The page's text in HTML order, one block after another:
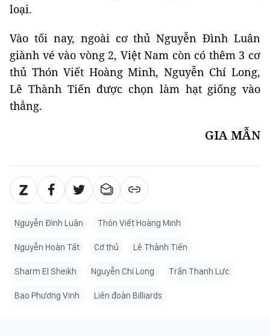
loại.
Vào tối nay, ngoài cơ thủ Nguyễn Đình Luân
giành vé vào vòng 2, Việt Nam còn có thêm 3 cơ
thủ Thón Viết Hoàng Minh, Nguyễn Chí Long,
Lê Thành Tiến được chọn làm hạt giống vào
thẳng.
GIA MẪN
Nguyễn Đình Luân Thón Viết Hoàng Minh
Nguyễn Hoàn Tất Cơ thủ Lê Thành Tiến
Sharm El Sheikh Nguyễn Chí Long Trần Thanh Lực
Bao Phương Vinh Liên đoàn Billiards